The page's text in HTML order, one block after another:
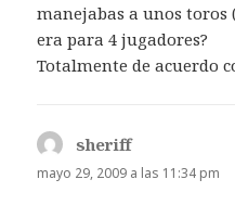
manejabas a unos toros
era para 4 jugadores?
Totalmente de acuerdo
sheriffdice:
mayo 29, 2009 a las 11:34 pm